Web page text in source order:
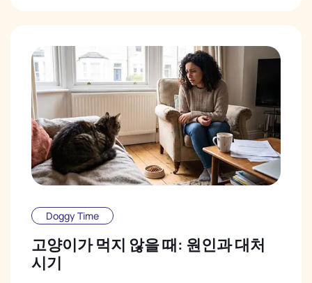
Doggy Time
고양이가 먹지 않을 때: 원인과 대처
시기